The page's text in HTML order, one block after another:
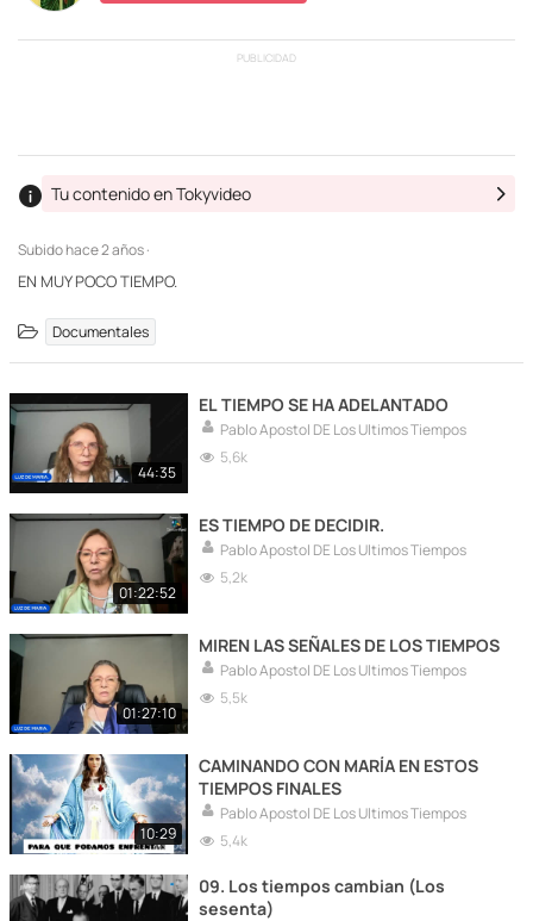
PUBLICIDAD
Subidohace 2 años ·
Tu contenido en Tokyvideo
EN MUY POCO TIEMPO.
Documentales
44:35
EL TIEMPO SE HA ADELANTADO
Pablo Apostol DE Los Ultimos Tiempos
5,6k
01:22:52
ES TIEMPO DE DECIDIR.
Pablo Apostol DE Los Ultimos Tiempos
5,2k
01:27:10
MIREN LAS SEÑALES DE LOS TIEMPOS
Pablo Apostol DE Los Ultimos Tiempos
5,5k
10:29
CAMINANDO CON MARÍA EN ESTOS
TIEMPOS FINALES
Pablo Apostol DE Los Ultimos Tiempos
5,4k
09. Los tiempos cambian (Los
sesenta)